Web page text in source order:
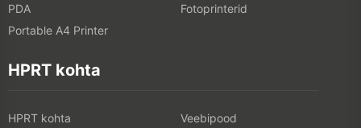
PDA
Fotoprinterid
Portable A4 Printer
HPRT kohta
HPRT kohta
Veebipood